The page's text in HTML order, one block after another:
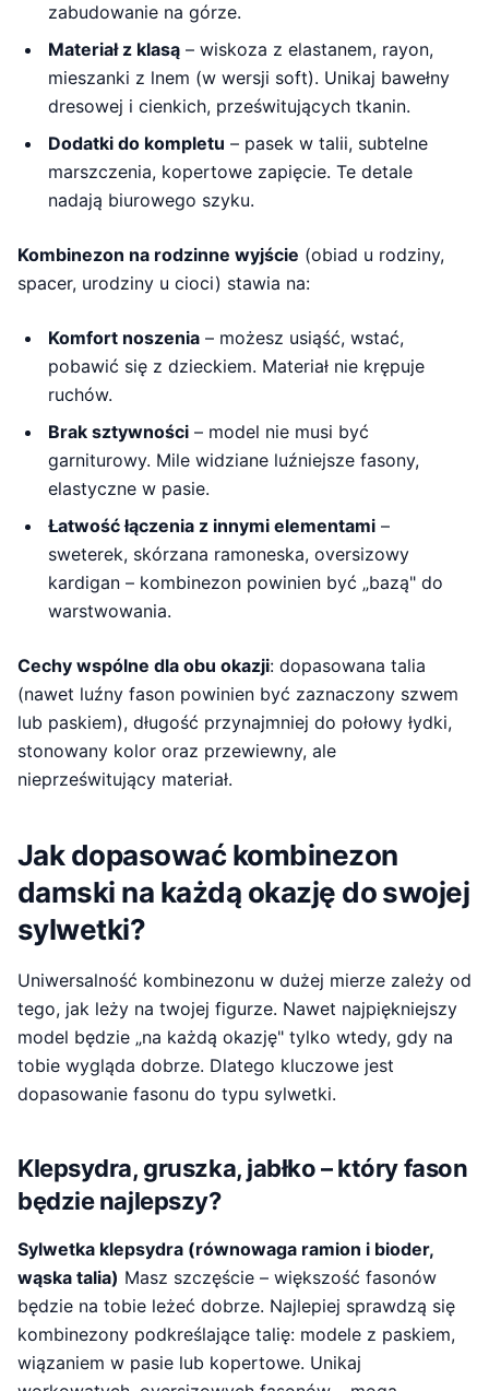
zabudowanie na górze.
Materiał z klasą – wiskoza z elastanem, rayon,
mieszanki z lnem (w wersji soft). Unikaj bawełny
dresowej i cienkich, prześwitujących tkanin.
Dodatki do kompletu – pasek w talii, subtelne
marszczenia, kopertowe zapięcie. Te detale
nadają biurowego szyku.
Kombinezon na rodzinne wyjście (obiad u rodziny,
spacer, urodziny u cioci) stawia na:
Komfort noszenia – możesz usiąść, wstać,
pobawić się z dzieckiem. Materiał nie krępuje
ruchów.
Brak sztywności – model nie musi być
garniturowy. Mile widziane luźniejsze fasony,
elastyczne w pasie.
Łatwość łączenia z innymi elementami –
sweterek, skórzana ramoneska, oversizowy
kardigan – kombinezon powinien być „bazą" do
warstwowania.
Cechy wspólne dla obu okazji: dopasowana talia
(nawet luźny fason powinien być zaznaczony szwem
lub paskiem), długość przynajmniej do połowy łydki,
stonowany kolor oraz przewiewny, ale
nieprześwitujący materiał.
Jak dopasować kombinezon
damski na każdą okazję do swojej
sylwetki?
Uniwersalność kombinezonu w dużej mierze zależy od
tego, jak leży na twojej figurze. Nawet najpiękniejszy
model będzie „na każdą okazję" tylko wtedy, gdy na
tobie wygląda dobrze. Dlatego kluczowe jest
dopasowanie fasonu do typu sylwetki.
Klepsydra, gruszka, jabłko – który fason
będzie najlepszy?
Sylwetka klepsydra (równowaga ramion i bioder,
wąska talia) Masz szczęście – większość fasonów
będzie na tobie leżeć dobrze. Najlepiej sprawdzą się
kombinezony podkreślające talię: modele z paskiem,
wiązaniem w pasie lub kopertowe. Unikaj